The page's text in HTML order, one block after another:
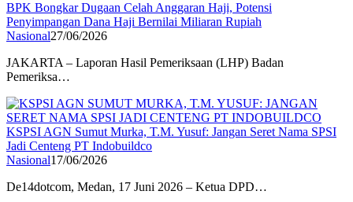
BPK Bongkar Dugaan Celah Anggaran Haji, Potensi
Penyimpangan Dana Haji Bernilai Miliaran Rupiah
Nasional27/06/2026
JAKARTA – Laporan Hasil Pemeriksaan (LHP) Badan
Pemeriksa…
KSPSI AGN Sumut Murka, T.M. Yusuf: Jangan Seret Nama SPSI
Jadi Centeng PT Indobuildco
Nasional17/06/2026
De14dotcom, Medan, 17 Juni 2026 – Ketua DPD…